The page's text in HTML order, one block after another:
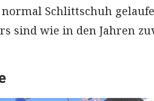
Schlittschuh
sind wie in den Jahren